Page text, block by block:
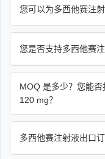
您可以为多西他赛注
您是否支持多西他赛
MOQ 是多少？您能
120 mg？
多西他赛注射液出口